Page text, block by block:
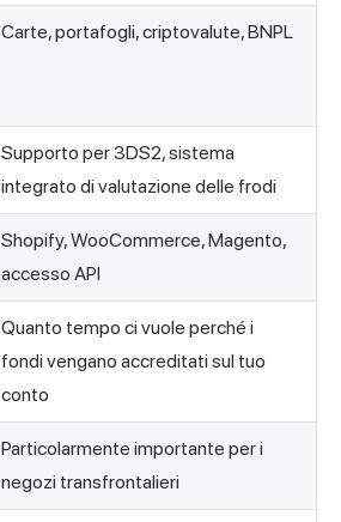
Carte, portafogli, criptovalute, BNPL
Supporto per 3DS2, sistema
integrato di valutazione delle frodi
Shopify, WooCommerce, Magento,
accesso API
Quanto tempo ci vuole perché i
fondi vengano accreditati sul tuo
conto
Particolarmente importante per i
negozi transfrontalieri